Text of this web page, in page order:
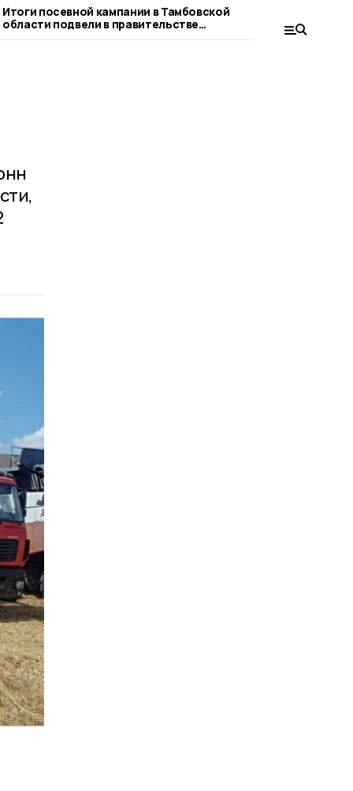
Итоги посевной кампании в Тамбовской
области подвели в правительстве
региона
фермер отмечен
Правительства